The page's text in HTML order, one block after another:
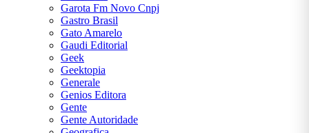
Garota Fm Novo Cnpj
Gastro Brasil
Gato Amarelo
Gaudi Editorial
Geek
Geektopia
Generale
Genios Editora
Gente
Gente Autoridade